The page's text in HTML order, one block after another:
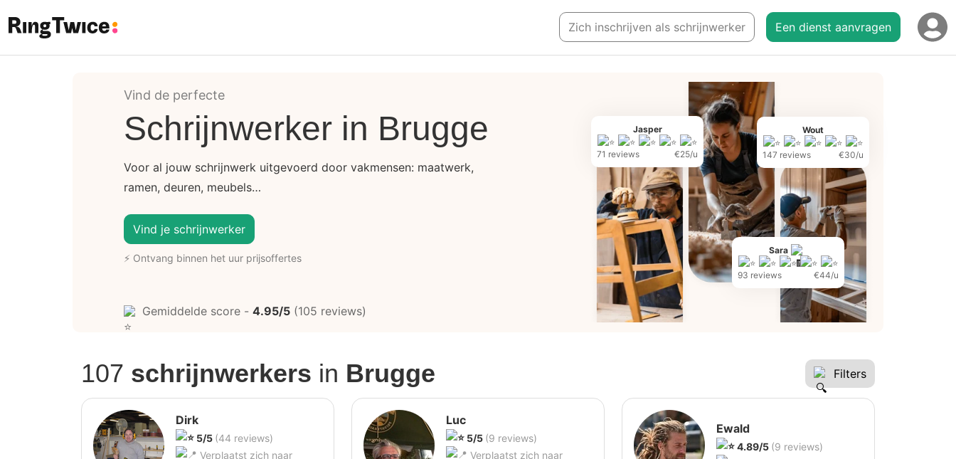
Zich inschrijven als schrijnwerker Een dienst aanvragen
Jasper
71 reviews €25/u
Sara
93 reviews €44/u
Wout
147 reviews €30/u
Vind de perfecte
Schrijnwerker in Brugge
Voor al jouw schrijnwerk uitgevoerd door vakmensen: maatwerk,
ramen, deuren, meubels…
Vind je schrijnwerker
⚡ Ontvang binnen het uur prijsoffertes
Gemiddelde score - 4.95/5 (105 reviews)
107 schrijnwerkers in Brugge Filters
Dirk
5/5 (44 reviews)
Verplaatst zich naar
Luc
5/5 (9 reviews)
Verplaatst zich naar
Ewald
4.89/5 (9 reviews)